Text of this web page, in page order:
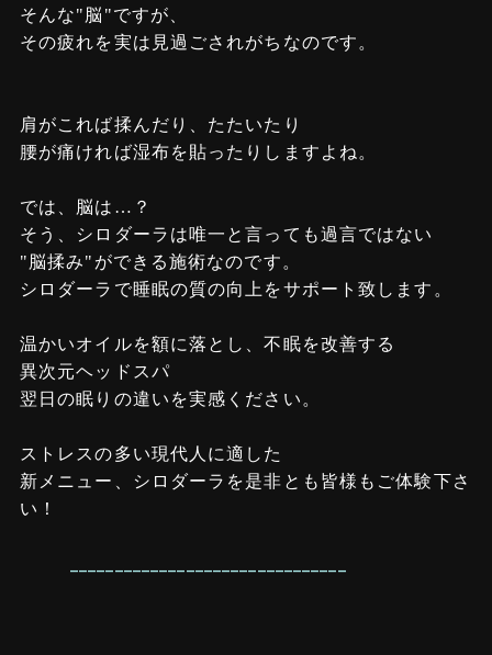
そんな"脳"ですが、
その疲れを実は見過ごされがちなのです。
肩がこれば揉んだり、たたいたり
腰が痛ければ湿布を貼ったりしますよね。
では、脳は…？
そう、シロダーラは唯一と言っても過言ではない
"脳揉み"ができる施術なのです。
シロダーラで睡眠の質の向上をサポート致します。
温かいオイルを額に落とし、不眠を改善する
異次元ヘッドスパ
翌日の眠りの違いを実感ください。
ストレスの多い現代人に適した
新メニュー、シロダーラを是非とも皆様もご体験下さ
い！